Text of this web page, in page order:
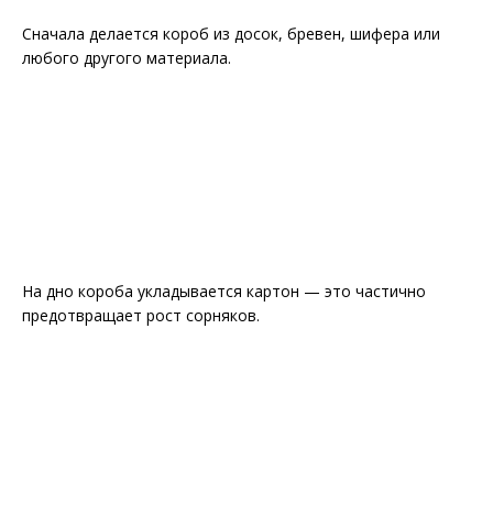
Сначала делается короб из досок, бревен, шифера или
любого другого материала.
На дно короба укладывается картон — это частично
предотвращает рост сорняков.